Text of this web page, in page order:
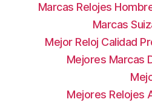
Marcas Relojes
Marcas
Mejor Reloj Calidad
Mejores Marcas
Mejores Relojes